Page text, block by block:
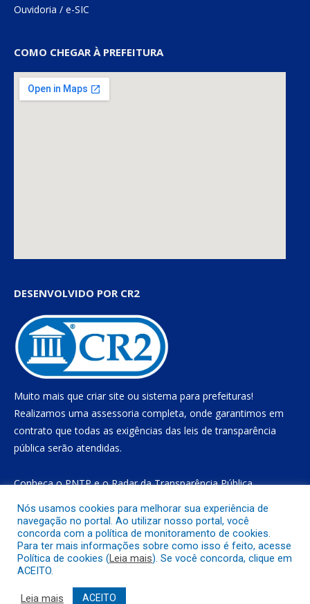
Ouvidoria / e-SIC
COMO CHEGAR À PREFEITURA
DESENVOLVIDO POR CR2
Muito mais que criar site ou sistema para prefeituras!
Realizamos uma assessoria completa, onde garantimos em
contrato que todas as exigências das leis de transparência
pública serão atendidas.
Conheça oPNTPe oRadar da Transparência Pública
Todos os direitos reservados a Prefeitura Municipal de Gurupá
Mapa do Site
Acessar o Webmail
Nós usamos cookies para melhorar sua experiência de
navegação no portal. Ao utilizar nosso portal, você
concorda com a política de monitoramento de cookies.
Para ter mais informações sobre como isso é feito, acesse
Política de cookies (Leia mais). Se você concorda, clique em
ACEITO.
Leia mais ACEITO